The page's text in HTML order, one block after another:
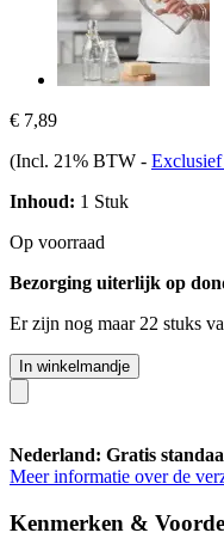
€ 7,89
(Incl. 21% BTW - Exclusief
Inhoud: 1 Stuk
Op voorraad
Bezorging uiterlijk op
Er zijn nog maar 22 stuks
In winkelmandje
Nederland: Gratis
Meer informatie over de
Kenmerken &